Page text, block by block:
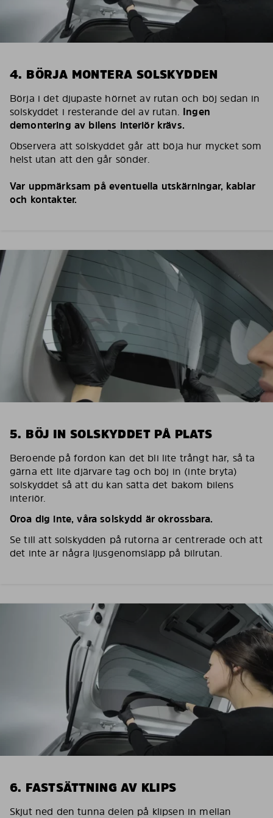
4. BÖRJA MONTERA SOLSKYDDEN
Börja i det djupaste hörnet av rutan och böj sedan in
solskyddet i resterande del av rutan. Ingen
demontering av bilens interiör krävs.
Observera att solskyddet går att böja hur mycket som
helst utan att den går sönder.
Var uppmärksam på eventuella utskärningar, kablar
och kontakter.
5. BÖJ IN SOLSKYDDET PÅ PLATS
Beroende på fordon kan det bli lite trångt här, så ta
gärna ett lite djärvare tag och böj in (inte bryta)
solskyddet så att du kan sätta det bakom bilens
interiör.
Oroa dig inte, våra solskydd är okrossbara.
Se till att solskydden på rutorna är centrerade och att
det inte är några ljusgenomsläpp på bilrutan.
6. FASTSÄTTNING AV KLIPS
Skjut ned den tunna delen på klipsen in mellan